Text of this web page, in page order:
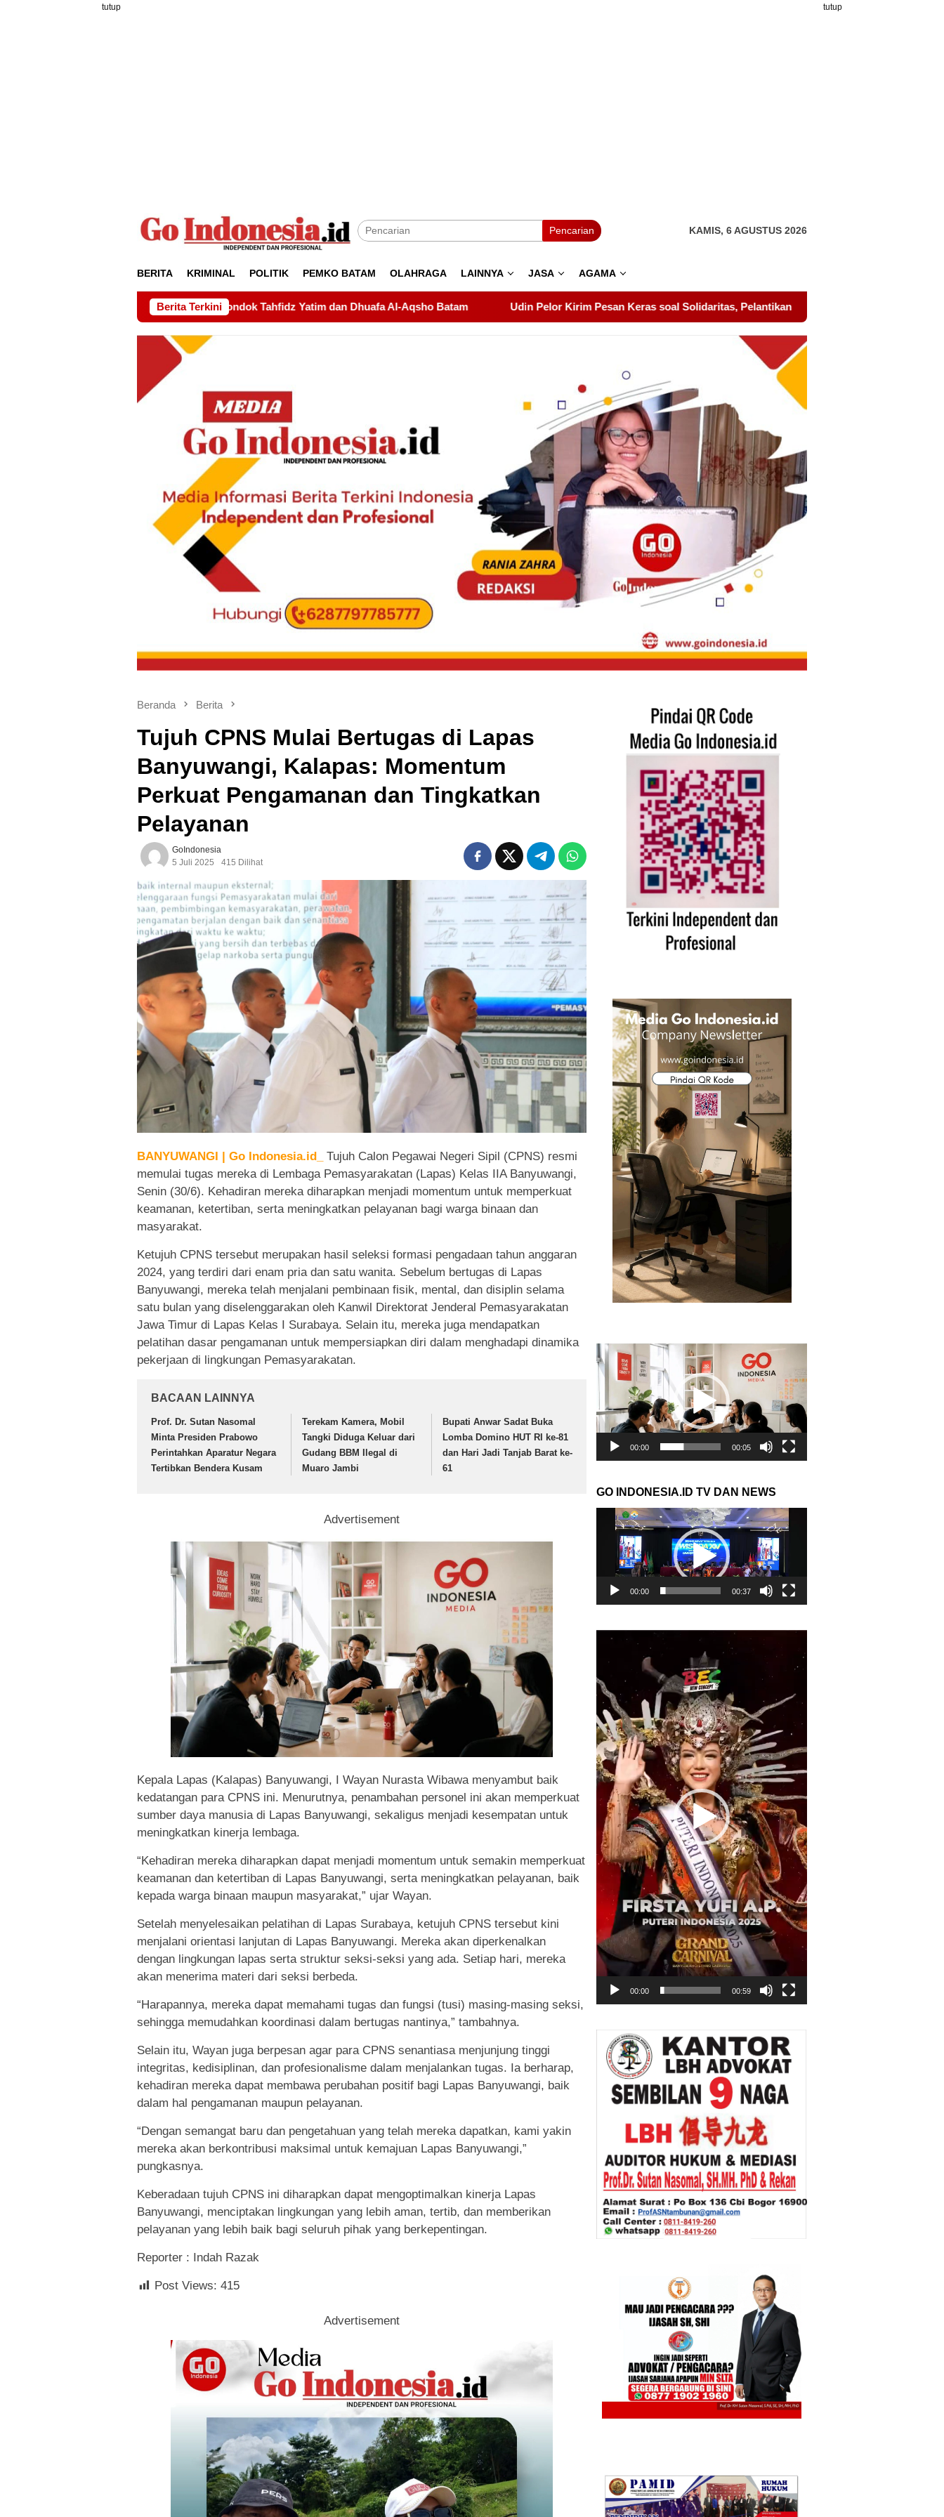
tutup tutup
Pencarian KAMIS, 6 AGUSTUS 2026
BERITA KRIMINAL POLITIK PEMKO BATAM OLAHRAGA LAINNYA JASA AGAMA
Berita Terkini
kepada Pondok Tahfidz Yatim dan Dhuafa Al-Aqsho Batam Udin Pelor Kirim Pesan Keras soal Solidaritas, Pelantikan Sambang Gagak Hitam Jadi Sinyal Kekuatan Baru
Beranda Berita
Tujuh CPNS Mulai Bertugas di Lapas
Banyuwangi, Kalapas: Momentum
Perkuat Pengamanan dan Tingkatkan
Pelayanan
GoIndonesia
5 Juli 2025
415 Dilihat
BANYUWANGI | Go Indonesia.id_
Tujuh Calon Pegawai Negeri Sipil (CPNS) resmi
memulai tugas mereka di Lembaga Pemasyarakatan (Lapas) Kelas IIA Banyuwangi,
Senin (30/6). Kehadiran mereka diharapkan menjadi momentum untuk memperkuat
keamanan, ketertiban, serta meningkatkan pelayanan bagi warga binaan dan
masyarakat.
Ketujuh CPNS tersebut merupakan hasil seleksi formasi pengadaan tahun anggaran
2024, yang terdiri dari enam pria dan satu wanita. Sebelum bertugas di Lapas
Banyuwangi, mereka telah menjalani pembinaan fisik, mental, dan disiplin selama
satu bulan yang diselenggarakan oleh Kanwil Direktorat Jenderal Pemasyarakatan
Jawa Timur di Lapas Kelas I Surabaya. Selain itu, mereka juga mendapatkan
pelatihan dasar pengamanan untuk mempersiapkan diri dalam menghadapi dinamika
pekerjaan di lingkungan Pemasyarakatan.
BACAAN LAINNYA
Prof. Dr. Sutan Nasomal
Minta Presiden Prabowo
Perintahkan Aparatur Negara
Tertibkan Bendera Kusam
Terekam Kamera, Mobil
Tangki Diduga Keluar dari
Gudang BBM Ilegal di
Muaro Jambi
Bupati Anwar Sadat Buka
Lomba Domino HUT RI ke-81
dan Hari Jadi Tanjab Barat ke-
61
Advertisement
Kepala Lapas (Kalapas) Banyuwangi, I Wayan Nurasta Wibawa menyambut baik
kedatangan para CPNS ini. Menurutnya, penambahan personel ini akan memperkuat
sumber daya manusia di Lapas Banyuwangi, sekaligus menjadi kesempatan untuk
meningkatkan kinerja lembaga.
“Kehadiran mereka diharapkan dapat menjadi momentum untuk semakin memperkuat
keamanan dan ketertiban di Lapas Banyuwangi, serta meningkatkan pelayanan, baik
kepada warga binaan maupun masyarakat,” ujar Wayan.
Setelah menyelesaikan pelatihan di Lapas Surabaya, ketujuh CPNS tersebut kini
menjalani orientasi lanjutan di Lapas Banyuwangi. Mereka akan diperkenalkan
dengan lingkungan lapas serta struktur seksi-seksi yang ada. Setiap hari, mereka
akan menerima materi dari seksi berbeda.
“Harapannya, mereka dapat memahami tugas dan fungsi (tusi) masing-masing seksi,
sehingga memudahkan koordinasi dalam bertugas nantinya,” tambahnya.
Selain itu, Wayan juga berpesan agar para CPNS senantiasa menjunjung tinggi
integritas, kedisiplinan, dan profesionalisme dalam menjalankan tugas. Ia berharap,
kehadiran mereka dapat membawa perubahan positif bagi Lapas Banyuwangi, baik
dalam hal pengamanan maupun pelayanan.
“Dengan semangat baru dan pengetahuan yang telah mereka dapatkan, kami yakin
mereka akan berkontribusi maksimal untuk kemajuan Lapas Banyuwangi,”
pungkasnya.
Keberadaan tujuh CPNS ini diharapkan dapat mengoptimalkan kinerja Lapas
Banyuwangi, menciptakan lingkungan yang lebih aman, tertib, dan memberikan
pelayanan yang lebih baik bagi seluruh pihak yang berkepentingan.
Reporter : Indah Razak
Post Views: 415
Advertisement
Pemutar
Video
00:00 00:05
GO INDONESIA.ID TV DAN NEWS
Pemutar
Video
00:00 00:37
Pemutar
00:00 00:59